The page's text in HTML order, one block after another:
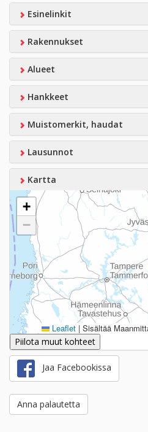
Esinelinkit
Rakennukset
Alueet
Hankkeet
Muistomerkit, haudat
Lausunnot
Kartta
+
−
Leaflet | Sisältää
Piilota muut kohteet
Jaa Facebookissa
Anna palautetta